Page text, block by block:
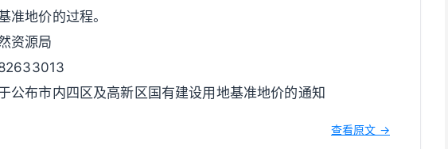
准地价的过程。
资源局
公布市内四区及高新区国有建设用地基准地价的通知
查看原文 →